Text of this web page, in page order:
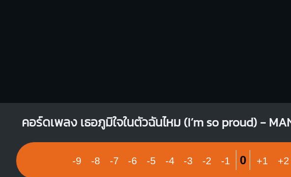
3
4
คอร์ดเพลง เธอภูมิใจในตัวฉันไหม (I’m so proud) -
-9 -8 -7 -6 -5 -4 -3 -2 -1 0 +1 +2